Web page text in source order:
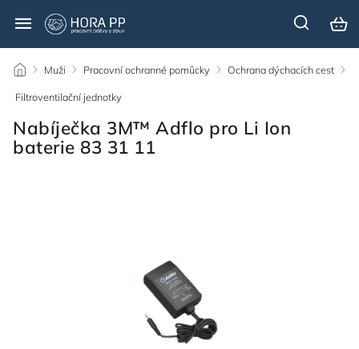
/ Muži / Pracovní ochranné pomůcky / Ochrana dýchacích cest /
Filtroventilační jednotky
Nabíječka 3M™ Adflo pro Li Ion
baterie 83 31 11